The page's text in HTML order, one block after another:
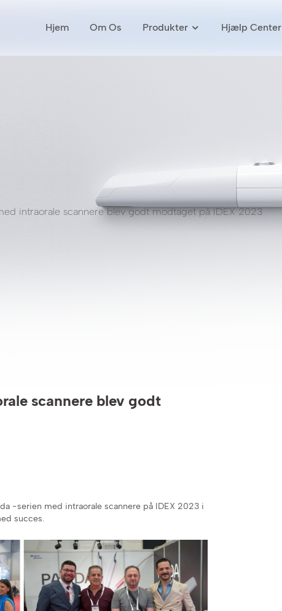
Hjem Om Os Produkter Hjælp Center
intraorale scannere blev godt modtaget på IDEX 2023
scannere blev godt
-serien med intraorale scannere på IDEX 2023 i
succes.